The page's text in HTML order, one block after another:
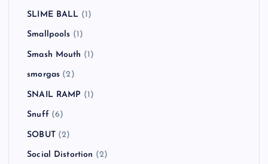
SLIME BALL (1)
Smallpools (1)
Smash Mouth (1)
smorgas (2)
SNAIL RAMP (1)
Snuff (6)
SOBUT(2)
Social Distortion (2)